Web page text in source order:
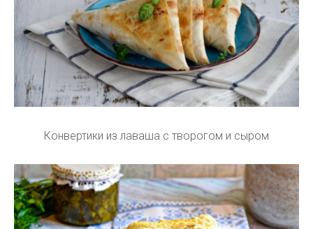
Конвертики из лаваша с творогом и сыром